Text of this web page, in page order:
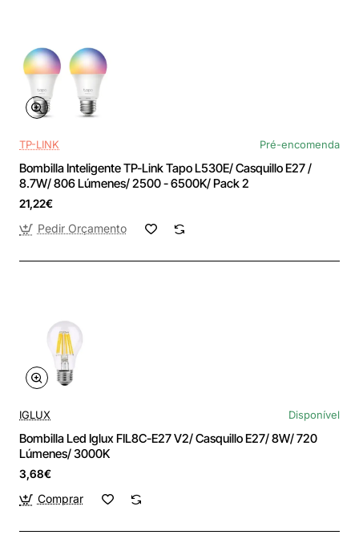
TP-LINK Pré-encomenda
Bombilla Inteligente TP-Link Tapo L530E/ Casquillo E27 /
8.7W/ 806 Lúmenes/ 2500 - 6500K/ Pack 2
21,22€
Pedir Orçamento
IGLUX Disponível
Bombilla Led Iglux FIL8C-E27 V2/ Casquillo E27/ 8W/ 720
Lúmenes/ 3000K
3,68€
Comprar